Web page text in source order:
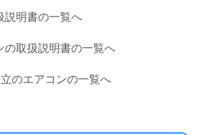
説明書の一覧へ
の取扱説明書の一覧へ
立のエアコンの一覧へ